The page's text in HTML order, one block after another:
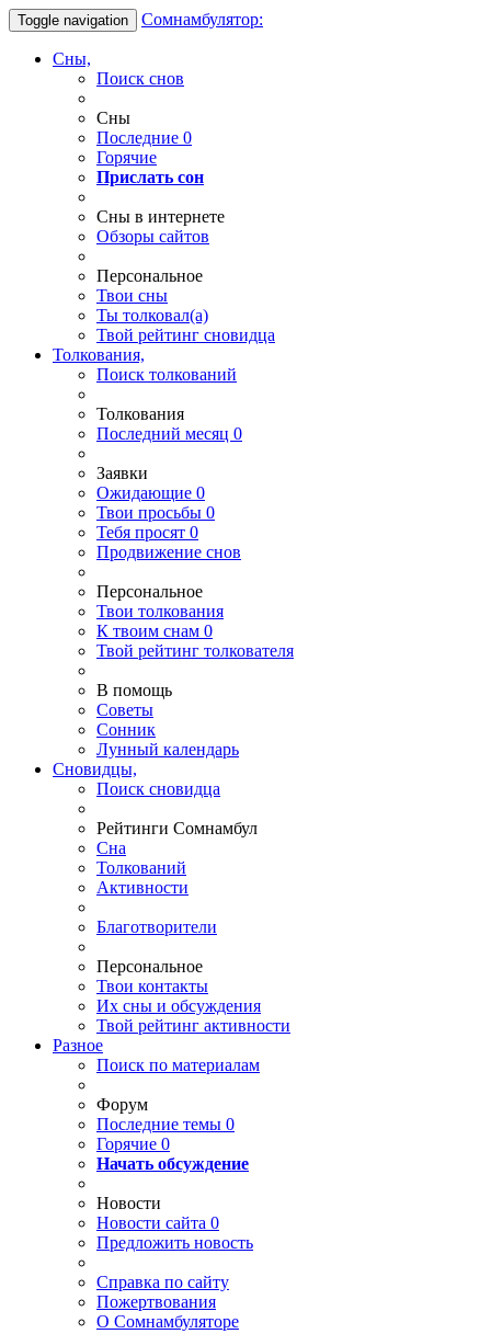
Toggle navigation Сомнамбулятор:
Сны,
Поиск снов
Сны
Последние 0
Горячие
Прислать сон
Сны в интернете
Обзоры сайтов
Персональное
Твои сны
Ты толковал(а)
Твой рейтинг сновидца
Толкования,
Поиск толкований
Толкования
Последний месяц 0
Заявки
Ожидающие 0
Твои просьбы 0
Тебя просят 0
Продвижение снов
Персональное
Твои толкования
К твоим снам 0
Твой рейтинг толкователя
В помощь
Советы
Сонник
Лунный календарь
Сновидцы,
Поиск сновидца
Рейтинги Сомнамбул
Сна
Толкований
Активности
Благотворители
Персональное
Твои контакты
Их сны и обсуждения
Твой рейтинг активности
Разное
Поиск по материалам
Форум
Последние темы 0
Горячие 0
Начать обсуждение
Новости
Новости сайта 0
Предложить новость
Справка по сайту
Пожертвования
О Сомнамбуляторе